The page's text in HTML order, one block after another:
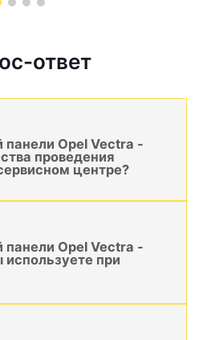
ответ
панели Opel Vectra -
проведения
центре?
панели Opel Vectra -
используете при